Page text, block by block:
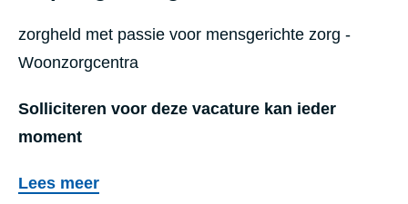
zorgheld met passie voor mensgerichte zorg -
Woonzorgcentra
Solliciteren voor deze vacature kan ieder
moment
Lees meer